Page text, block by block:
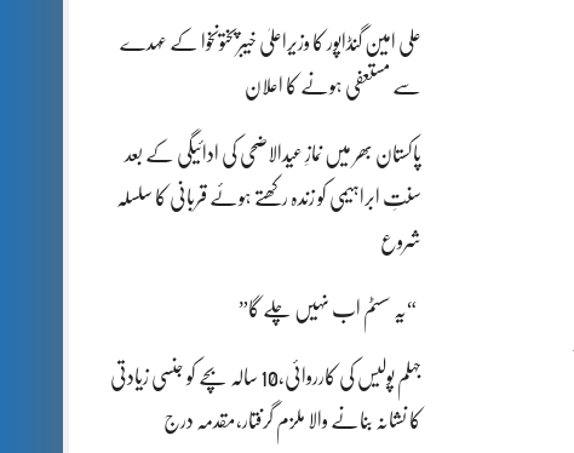
علی امین گنڈاپور کا وزیراعلیٰ خیبرپختونخوا کے عہدے
سے مستعفی ہونے کا اعلان
پاکستان بھر میں نمازِ عیدالاضحی کی ادائیگی کے بعد
سنتِ ابراہیمی کو زندہ رکھتے ہوئے قربانی کا سلسلہ
شروع
“یہ سسٹم اب نہیں چلے گا”
جہلم پولیس کی کارروائی،10 سالہ بچے کو جنسی زیادتی
کا نشانہ بنانے والا ملزم گرفتار،مقدمہ درج